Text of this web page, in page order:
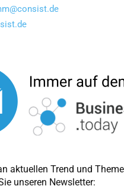
aktuellen Trend und
unseren Newsletter: